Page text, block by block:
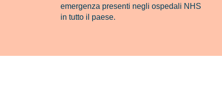
emergenza presenti negli ospedali NHS
in tutto il paese.